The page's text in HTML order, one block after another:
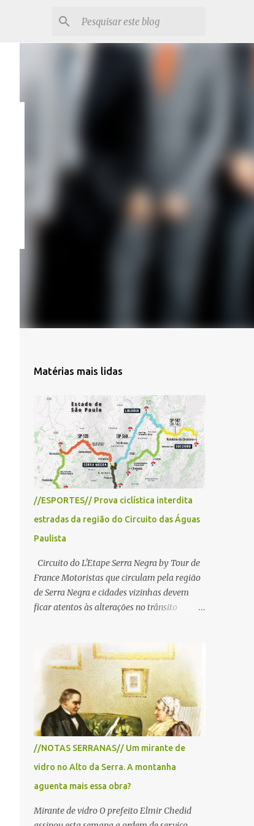
Matérias mais lidas
//ESPORTES// Prova ciclística interdita
estradas da região do Circuito das Águas
Paulista
Circuito do L'Etape Serra Negra by Tour de
France Motoristas que circulam pela região
de Serra Negra e cidades vizinhas devem
ficar atentos às alterações no trânsito
realização do L'Étape Serra Negra by Tour
de France presented by Nubank.
Considerado o principal circuito de ciclismo
amador da América Latina, o evento reunirá
atletas de diferentes regiões do país e terá
percursos passando pelos municípios de
Serra Negra, Amparo, Monte Alegre do Sul,
Lindoia e Socorro. Para garantir a segurança
dos participantes e do público, diversos
trechos de rodovias e estradas da região
longo da prova. A largada será na Rua
//NOTAS SERRANAS// Um mirante de
vidro no Alto da Serra. A montanha
aguenta mais essa obra?
Mirante de vidro O prefeito Elmir Chedid